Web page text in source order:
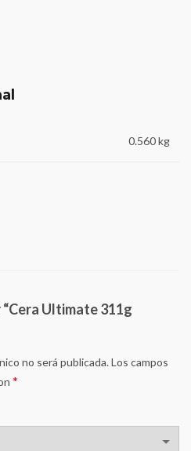
0.560 kg
Ultimate 311g
no será publicada.Los campos
*